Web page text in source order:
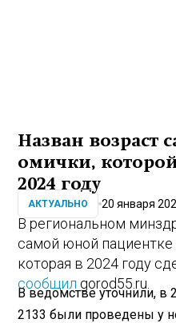
Назван возраст
омички,
2024 году
АКТУАЛЬНО 20 января
В региональном
самой юной пациентке
которая в 2024 году
сообщил gorod55.ru.
В ведомстве уточнили, в
2133 были проведены у